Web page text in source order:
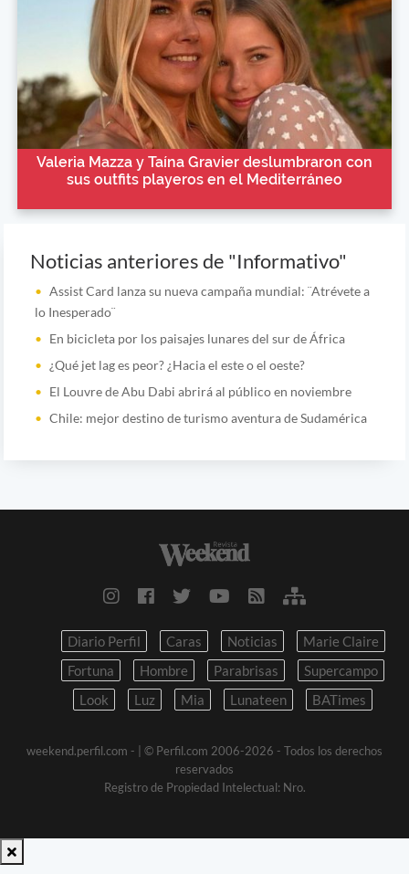
Valeria Mazza y Taína Gravier deslumbraron con
sus outfits playeros en el Mediterráneo
Noticias anteriores de "Informativo"
Assist Card lanza su nueva campaña mundial: ¨Atrévete a
lo Inesperado¨
En bicicleta por los paisajes lunares del sur de África
¿Qué jet lag es peor? ¿Hacia el este o el oeste?
El Louvre de Abu Dabi abrirá al público en noviembre
Chile: mejor destino de turismo aventura de Sudamérica
Diario Perfil Caras Noticias
Marie Claire
Fortuna
Hombre Parabrisas
Supercampo
Look
Luz Mia Lunateen BATimes
weekend.perfil.com -
| © Perfil.com 2006-2026 - Todos los derechos
reservados
Registro de Propiedad Intelectual: Nro.